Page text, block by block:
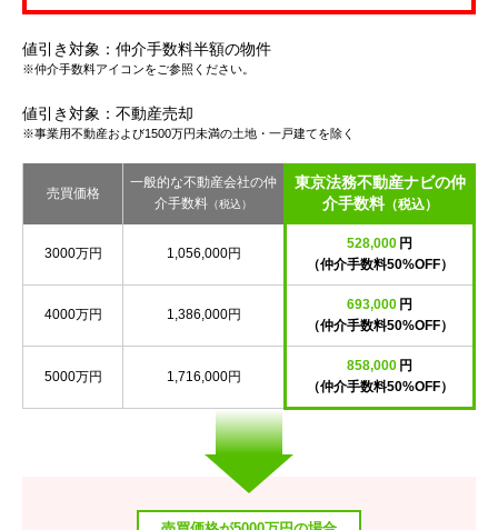
値引き対象：仲介手数料半額の物件
※仲介手数料アイコンをご参照ください。
値引き対象：不動産売却
※事業用不動産および1500万円未満の土地・一戸建てを除く
売買価格
一般的な不動産会社の仲
介手数料 （税込）
東京法務不動産ナビの仲
介手数料（税込）
3000万円 1,056,000円
528,000 円
（仲介手数料50%OFF）
4000万円 1,386,000円
693,000 円
（仲介手数料50%OFF）
5000万円 1,716,000円
858,000 円
（仲介手数料50%OFF）